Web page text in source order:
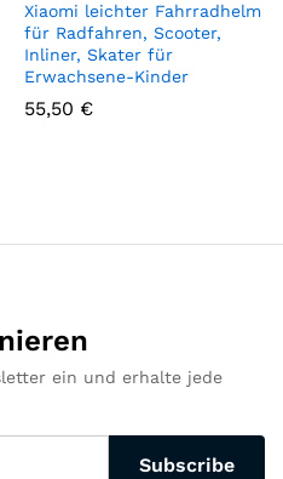
Xiaomi leichter Fahrradhelm
für Radfahren, Scooter,
Inliner, Skater für
Erwachsene-Kinder
55,50 €
ein und erhalte jede